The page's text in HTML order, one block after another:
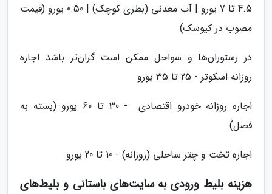
4.5 تا 7 یورو | آب معدنی (بطری کوچک) | 0.50 یورو (قیمت
مصوب در کیوسک)
در رستوران‌ها و سواحل ممکن است گران‌تر باشد اجاره
روزانه اسکوتر - 25 تا 35 یورو
اجاره روزانه خودرو اقتصادی - 30 تا 60 یورو (بسته به
فصل)
اجاره تخت و چتر ساحلی (روزانه) - 10 تا 20 یورو
هزینه بلیط ورودی به سایت‌های باستانی و بلیط‌های